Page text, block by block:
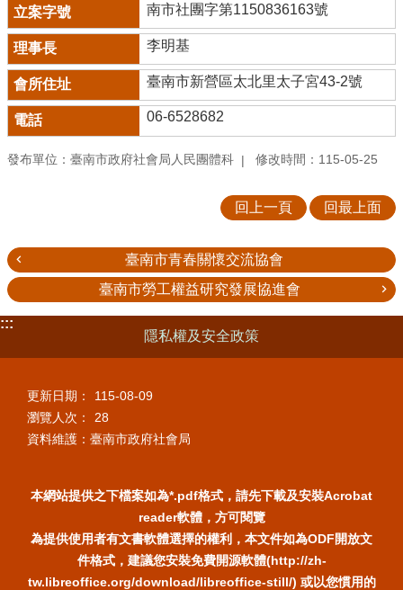
南市社團字第1150836163號
李明基
臺南市新營區太北里太子宮43-2號
06-6528682
發布單位：臺南市政府社會局人民團體科 修改時間：115-05-25
回上一頁 回最上面
臺南市青春關懷交流協會
臺南市勞工權益研究發展協進會
:::
隱私權及安全政策
更新日期：
115-08-09
瀏覽人次：
28
資料維護：臺南市政府社會局
本網站提供之下檔案如為*.pdf格式，請先下載及安裝Acrobat
reader軟體，方可閱覽
為提供使用者有文書軟體選擇的權利，本文件如為ODF開放文
件格式，建議您安裝免費開源軟體(http://zh-
tw.libreoffice.org/download/libreoffice-still/) 或以您慣用的